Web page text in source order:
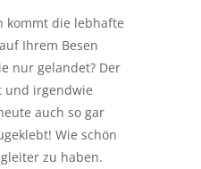
kommt die lebhafte
Ihrem Besen
nur gelandet? Der
und irgendwie
auch so gar
Wie schön
zu haben.